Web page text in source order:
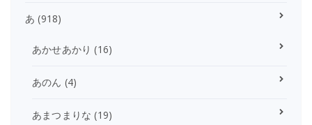
あ (918)
あかせあかり (16)
あのん (4)
あまつまりな (19)